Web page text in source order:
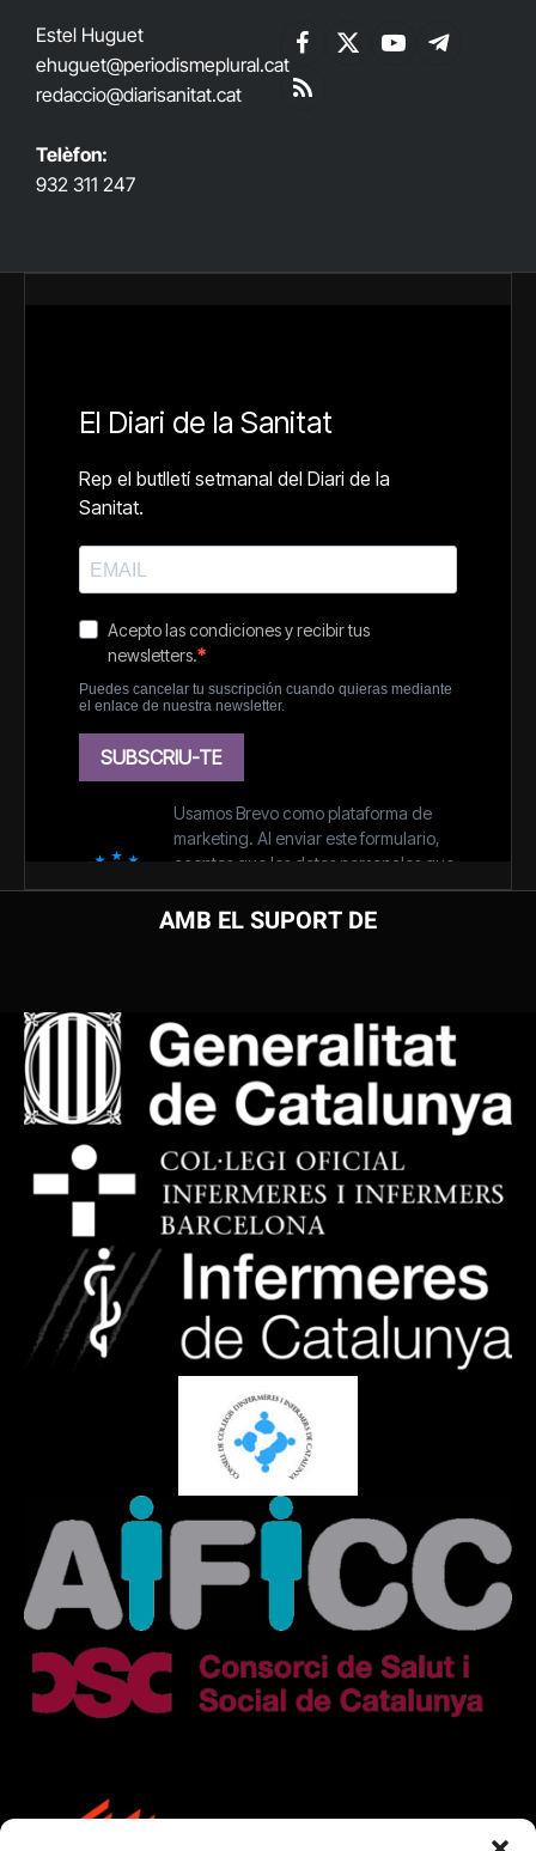
Estel Huguet
ehuguet@periodismeplural.cat
redaccio@diarisanitat.cat
Telèfon:
932 311 247
Facebook
X
YouTubeTelegram
RSS
AMB EL SUPORT DE